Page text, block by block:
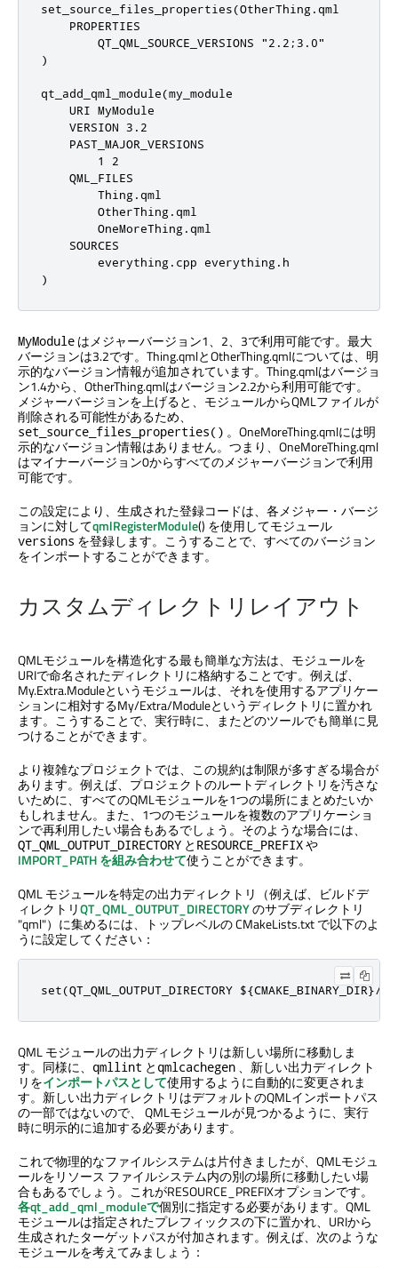
set_source_files_properties(OtherThing.qml
    PROPERTIES
        QT_QML_SOURCE_VERSIONS "2.2;3.0"
)
qt_add_qml_module(my_module
    URI MyModule
    VERSION 3.2
    PAST_MAJOR_VERSIONS
        1 2
    QML_FILES
        Thing.qml
        OtherThing.qml
        OneMoreThing.qml
    SOURCES
        everything.cpp everything.h
)
MyModule はメジャーバージョン1、2、3で利用可能です。最大
バージョンは3.2です。Thing.qmlとOtherThing.qmlについては、明
示的なバージョン情報が追加されています。Thing.qmlはバージョ
ン1.4から、OtherThing.qmlはバージョン2.2から利用可能です。
メジャーバージョンを上げると、モジュールからQMLファイルが
削除される可能性があるため、
set_source_files_properties() 。OneMoreThing.qmlには明
示的なバージョン情報はありません。つまり、OneMoreThing.qml
はマイナーバージョン0からすべてのメジャーバージョンで利用
可能です。
この設定により、生成された登録コードは、各メジャー・バージ
ョンに対してqmlRegisterModule() を使用してモジュール
versions を登録します。こうすることで、すべてのバージョン
をインポートすることができます。
カスタムディレクトリレイアウト
QMLモジュールを構造化する最も簡単な方法は、モジュールを
URIで命名されたディレクトリに格納することです。例えば、
My.Extra.Moduleというモジュールは、それを使用するアプリケー
ションに相対するMy/Extra/Moduleというディレクトリに置かれ
ます。こうすることで、実行時に、またどのツールでも簡単に見
つけることができます。
より複雑なプロジェクトでは、この規約は制限が多すぎる場合が
あります。例えば、プロジェクトのルートディレクトリを汚さな
いために、すべてのQMLモジュールを1つの場所にまとめたいか
もしれません。また、1つのモジュールを複数のアプリケーショ
ンで再利用したい場合もあるでしょう。そのような場合には、
QT_QML_OUTPUT_DIRECTORY と RESOURCE_PREFIXや
IMPORT_PATH を組み合わせて使うことができます。
QML モジュールを特定の出力ディレクトリ（例えば、ビルドデ
ィレクトリQT_QML_OUTPUT_DIRECTORYのサブディレクトリ
"qml"）に集めるには、トップレベルの CMakeLists.txt で以下のよ
うに設定してください：
set(QT_QML_OUTPUT_DIRECTORY ${CMAKE_BINARY_DIR}/
QML モジュールの出力ディレクトリは新しい場所に移動しま
す。同様に、 qmllint と qmlcachegen 、新しい出力ディレクト
リをインポートパスとして使用するように自動的に変更されま
す。新しい出力ディレクトリはデフォルトのQMLインポートパス
の一部ではないので、 QMLモジュールが見つかるように、実行
時に明示的に追加する必要があります。
これで物理的なファイルシステムは片付きましたが、QMLモジュ
ールをリソース ファイルシステム内の別の場所に移動したい場
合もあるでしょう。これがRESOURCE_PREFIXオプションです。
各qt_add_qml_moduleで個別に指定する必要があります。QML
モジュールは指定されたプレフィックスの下に置かれ、URIから
生成されたターゲットパスが付加されます。例えば、次のような
モジュールを考えてみましょう：